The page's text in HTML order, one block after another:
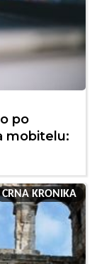
po
mobitelu:
CRNA KRONIKA